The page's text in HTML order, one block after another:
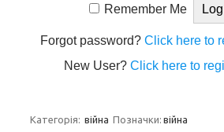
Remember Me
Forgot password?Click here to
New User?Click here to
Категорія: війна Позначки: війна